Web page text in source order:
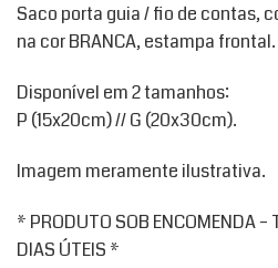
Saco porta guia / fio de contas,
na cor BRANCA, estampa frontal.
Disponível em 2 tamanhos:
P (15x20cm) // G (20x30cm).
Imagem meramente ilustrativa.
* PRODUTO SOB ENCOMENDA –
DIAS ÚTEIS *